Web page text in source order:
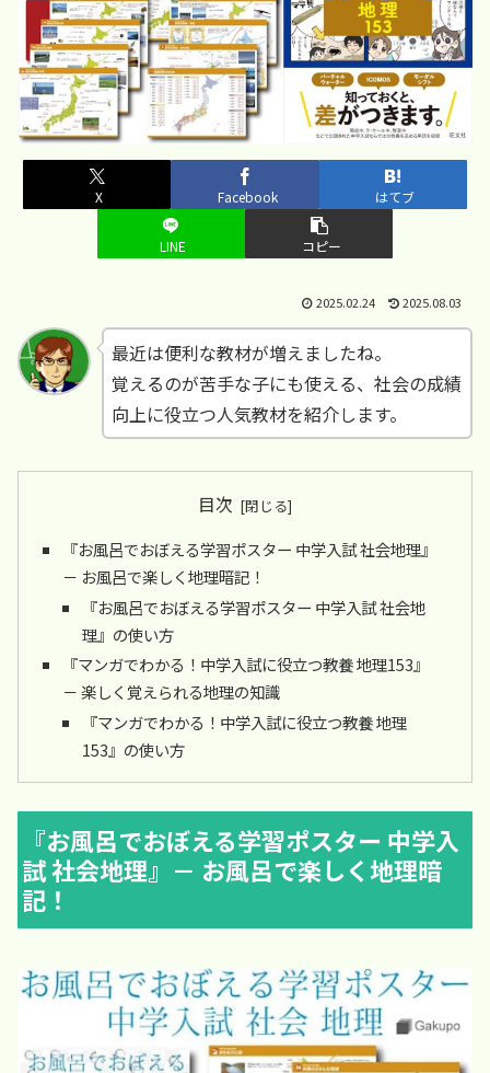
X Facebook はてブ
LINE コピー
2025.02.24 2025.08.03
最近は便利な教材が増えましたね。
覚えるのが苦手な子にも使える、社会の成績
向上に役立つ人気教材を紹介します。
目次
『お風呂でおぼえる学習ポスター 中学入試 社会地理』
－ お風呂で楽しく地理暗記！
『お風呂でおぼえる学習ポスター 中学入試 社会地
理』の使い方
『マンガでわかる！中学入試に役立つ教養 地理153』
－ 楽しく覚えられる地理の知識
『マンガでわかる！中学入試に役立つ教養 地理
153』の使い方
『お風呂でおぼえる学習ポスター 中学入
試 社会地理』－ お風呂で楽しく地理暗
記！